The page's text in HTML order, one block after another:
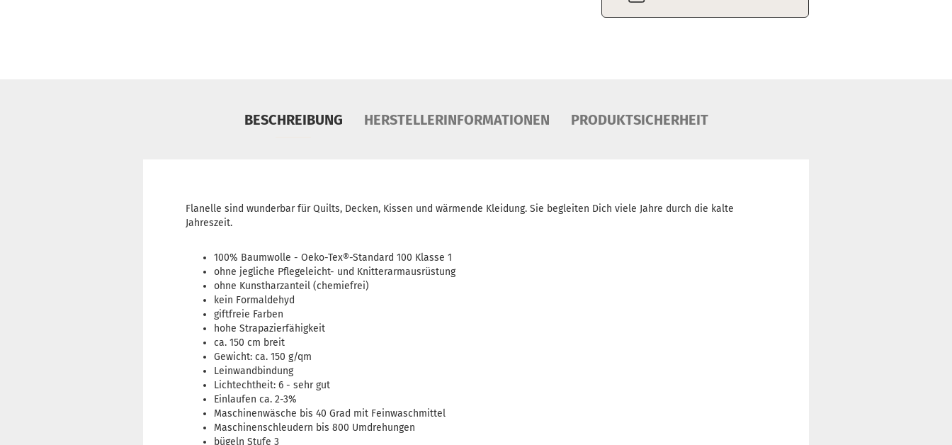
BESCHREIBUNG HERSTELLERINFORMATIONEN PRODUKTSICHERHEIT
Flanelle sind wunderbar für Quilts, Decken, Kissen und wärmende Kleidung. Sie begleiten Dich viele Jahre durch die kalte
Jahreszeit.
100% Baumwolle - Oeko-Tex®-Standard 100 Klasse 1
ohne jegliche Pflegeleicht- und Knitterarmausrüstung
ohne Kunstharzanteil (chemiefrei)
kein Formaldehyd
giftfreie Farben
hohe Strapazierfähigkeit
ca. 150 cm breit
Gewicht: ca. 150 g/qm
Leinwandbindung
Lichtechtheit: 6 - sehr gut
Einlaufen ca. 2-3%
Maschinenwäsche bis 40 Grad mit Feinwaschmittel
Maschinenschleudern bis 800 Umdrehungen
bügeln Stufe 3